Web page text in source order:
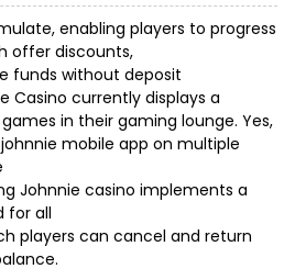
enabling players to progress
offer discounts,
funds without deposit
Casino currently displays a
in their gaming lounge. Yes,
mobile app on multiple
Johnnie casino implements a
for all
players can cancel and return